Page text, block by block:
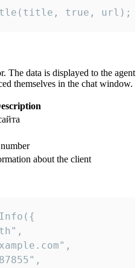
true, url);
The data is displayed to the agent
themselves in the chat window.
about the client